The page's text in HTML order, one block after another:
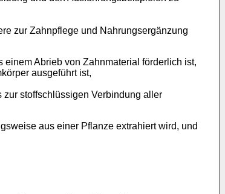
zur Zahnpflege und Nahrungsergänzung
Abrieb von Zahnmaterial förderlich ist,
ausgeführt ist,
stoffschlüssigen Verbindung aller
aus einer Pflanze extrahiert wird, und